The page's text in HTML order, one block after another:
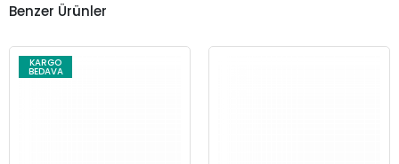
Benzer Ürünler
KARGO
BEDAVA